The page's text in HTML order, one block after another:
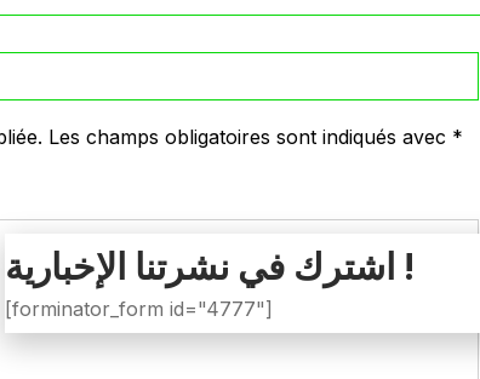
Les champs obligatoires sont indiqués avec *
اشترك في نشرتنا الإخبارية !
[forminator_form id="4777"]